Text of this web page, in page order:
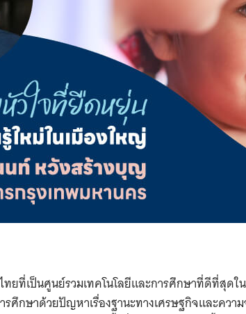
ทยที่เป็นศูนย์รวมเทคโนโลยีและการศึกษาที่ดีที่สุดใ
ศึกษาด้วยปัญหาเรื่องฐานะทางเศรษฐกิจและควา